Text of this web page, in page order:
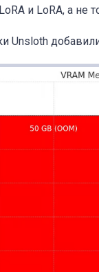
и LoRA, а не
Unsloth